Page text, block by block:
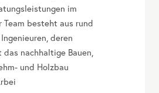
im
Team besteht aus rund
deren
nachhaltige Bauen,
und Holzbau